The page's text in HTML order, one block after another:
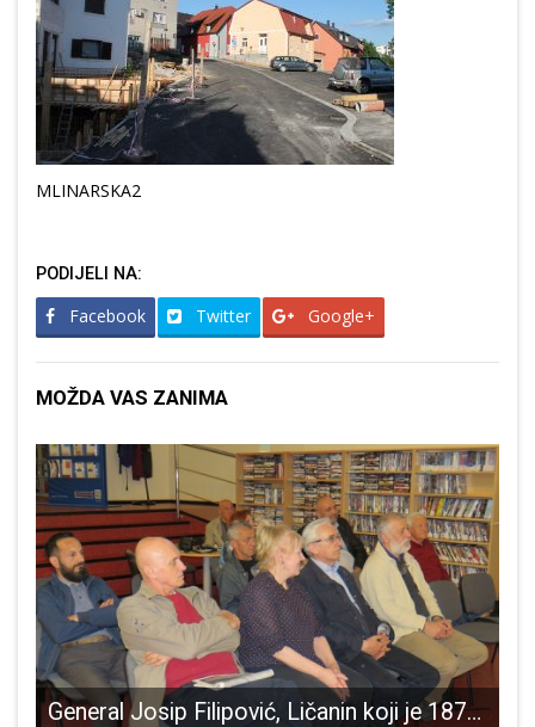
MLINARSKA2
PODIJELI NA:
Facebook Twitter Google+
MOŽDA VAS ZANIMA
General Josip Filipović, Ličanin koji je 1878. zaposjeo BiH-a